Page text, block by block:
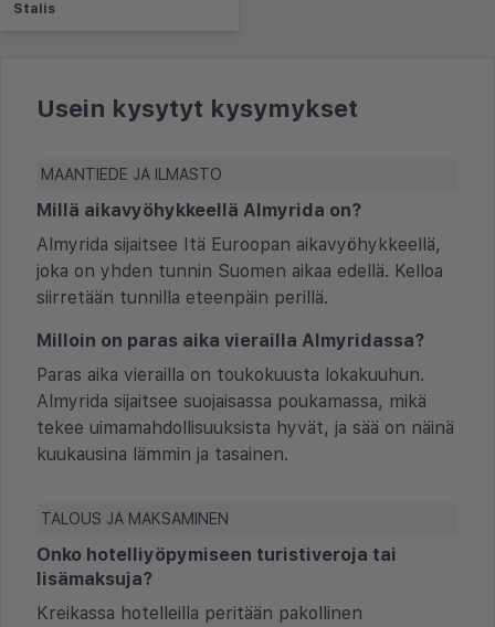
Stalis
Usein kysytyt kysymykset
MAANTIEDE JA ILMASTO
Millä aikavyöhykkeellä Almyrida on?
Almyrida sijaitsee Itä Euroopan aikavyöhykkeellä,
joka on yhden tunnin Suomen aikaa edellä. Kelloa
siirretään tunnilla eteenpäin perillä.
Milloin on paras aika vierailla Almyridassa?
Paras aika vierailla on toukokuusta lokakuuhun.
Almyrida sijaitsee suojaisassa poukamassa, mikä
tekee uimamahdollisuuksista hyvät, ja sää on näinä
kuukausina lämmin ja tasainen.
TALOUS JA MAKSAMINEN
Onko hotelliyöpymiseen turistiveroja tai
lisämaksuja?
Kreikassa hotelleilla peritään pakollinen